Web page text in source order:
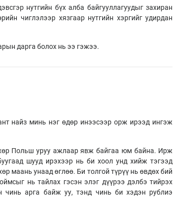
нутгийн бүх алба байгууллагуудыг захиран
чиглэлээр хязгаар нутгийн хэргийг удирдан
дарга болох нь ээ гэжээ.
найз минь нэг өдөр инээсээр орж ирээд ингэж
уруу ажлаар явж байгаа юм байна. Ирж
шууд ирэхээр нь би хоол унд хийж тэгээд
маань унаад өглөө. Би толгой түрүү нь өвдөх бий
нь тайлах гэсэн элэг дүүрээ дэлбэ тийрэх
арга байж уу, тэнд чинь би хэдэн рублиэ